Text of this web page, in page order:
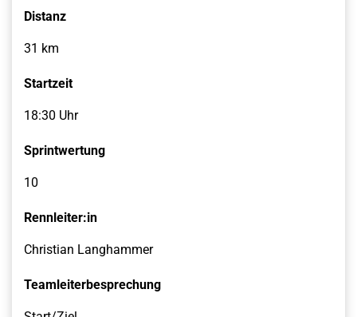
Distanz
31 km
Startzeit
18:30 Uhr
Sprintwertung
10
Rennleiter:in
Christian Langhammer
Teamleiterbesprechung